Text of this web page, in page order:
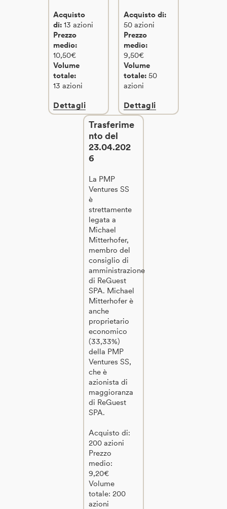
Acquisto
di: 13 azioni
Prezzo
medio:
10,50€
Volume
totale:
13 azioni
Dettagli
Acquisto di:
50 azioni
Prezzo
medio:
9,50€
Volume
totale: 50
azioni
Dettagli
Trasferime
nto del
23.04.202
6
La PMP
Ventures SS
è
strettamente
legata a
Michael
Mitterhofer,
membro del
consiglio di
amministrazione
di ReGuest
SPA. Michael
Mitterhofer è
anche
proprietario
economico
(33,33%)
della PMP
Ventures SS,
che è
azionista di
maggioranza
di ReGuest
SPA.
Acquisto di:
200 azioni
Prezzo
medio:
9,20€
Volume
totale: 200
azioni